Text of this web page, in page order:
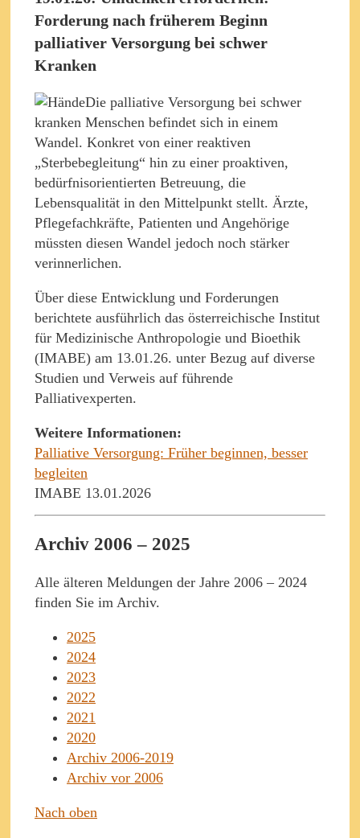
Forderung nach früherem Beginn
palliativer Versorgung bei schwer
Kranken
Die palliative Versorgung bei schwer
kranken Menschen befindet sich in einem
Wandel. Konkret von einer reaktiven
„Sterbebegleitung“ hin zu einer proaktiven,
bedürfnisorientierten Betreuung, die
Lebensqualität in den Mittelpunkt stellt. Ärzte,
Pflegefachkräfte, Patienten und Angehörige
müssten diesen Wandel jedoch noch stärker
verinnerlichen.
Über diese Entwicklung und Forderungen
berichtete ausführlich das österreichische Institut
für Medizinische Anthropologie und Bioethik
(IMABE) am 13.01.26. unter Bezug auf diverse
Studien und Verweis auf führende
Palliativexperten.
Weitere Informationen:
Palliative Versorgung: Früher beginnen, besser
begleiten
IMABE 13.01.2026
Archiv 2006 – 2025
Alle älteren Meldungen der Jahre 2006 – 2024
finden Sie im Archiv.
2025
2024
2023
2022
2021
2020
Archiv 2006-2019
Archiv vor 2006
Nach oben